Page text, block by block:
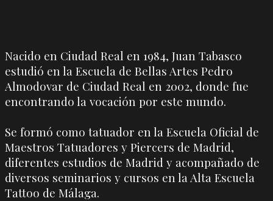
Nacido en Ciudad Real en 1984, Juan Tabasco
estudió en la Escuela de Bellas Artes Pedro
Almodovar de Ciudad Real en 2002, donde fue
encontrando la vocación por este mundo.
Se formó como tatuador en la Escuela Oficial de
Maestros Tatuadores y Piercers de Madrid,
diferentes estudios de Madrid y acompañado de
diversos seminarios y cursos en la Alta Escuela
Tattoo de Málaga.